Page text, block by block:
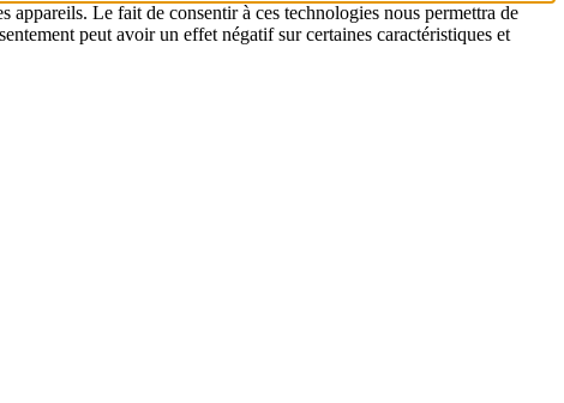
Le fait de consentir à ces technologies nous permettra de
peut avoir un effet négatif sur certaines caractéristiques et